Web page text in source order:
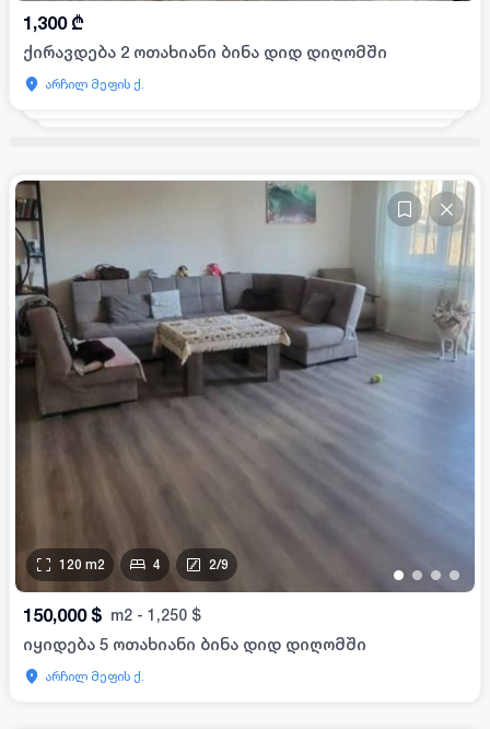
1,300 ₾
ქირავდება 2 ოთახიანი ბინა დიდ დიღომში
არჩილ მეფის ქ.
• • • •
120 m2 4 2/9
150,000 $ m2 - 1,250 $
იყიდება 5 ოთახიანი ბინა დიდ დიღომში
არჩილ მეფის ქ.